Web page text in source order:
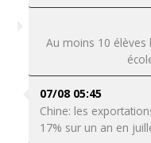
Au moins 10 élèves
07/08 05:45
Chine: les
17% sur un an en